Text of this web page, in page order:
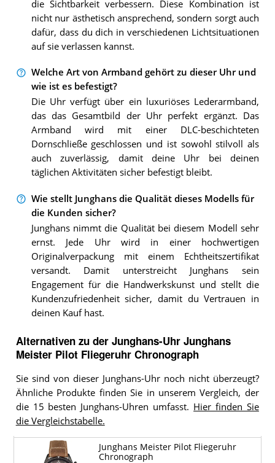
die Sichtbarkeit verbessern. Diese Kombination ist
nicht nur ästhetisch ansprechend, sondern sorgt auch
dafür, dass du dich in verschiedenen Lichtsituationen
auf sie verlassen kannst.
Welche Art von Armband gehört zu dieser Uhr und
wie ist es befestigt?
Die Uhr verfügt über ein luxuriöses Lederarmband,
das das Gesamtbild der Uhr perfekt ergänzt. Das
Armband wird mit einer DLC-beschichteten
Dornschließe geschlossen und ist sowohl stilvoll als
auch zuverlässig, damit deine Uhr bei deinen
täglichen Aktivitäten sicher befestigt bleibt.
Wie stellt Junghans die Qualität dieses Modells für
die Kunden sicher?
Junghans nimmt die Qualität bei diesem Modell sehr
ernst. Jede Uhr wird in einer hochwertigen
Originalverpackung mit einem Echtheitszertifikat
versandt. Damit unterstreicht Junghans sein
Engagement für die Handwerkskunst und stellt die
Kundenzufriedenheit sicher, damit du Vertrauen in
deinen Kauf hast.
Alternativen zu der Junghans-Uhr Junghans
Meister Pilot Fliegeruhr Chronograph
Sie sind von dieser Junghans-Uhr noch nicht überzeugt?
Ähnliche Produkte finden Sie in unserem Vergleich, der
die 15 besten Junghans-Uhren umfasst. Hier finden Sie
die Vergleichstabelle.
Junghans Meister Pilot Fliegeruhr
Chronograph